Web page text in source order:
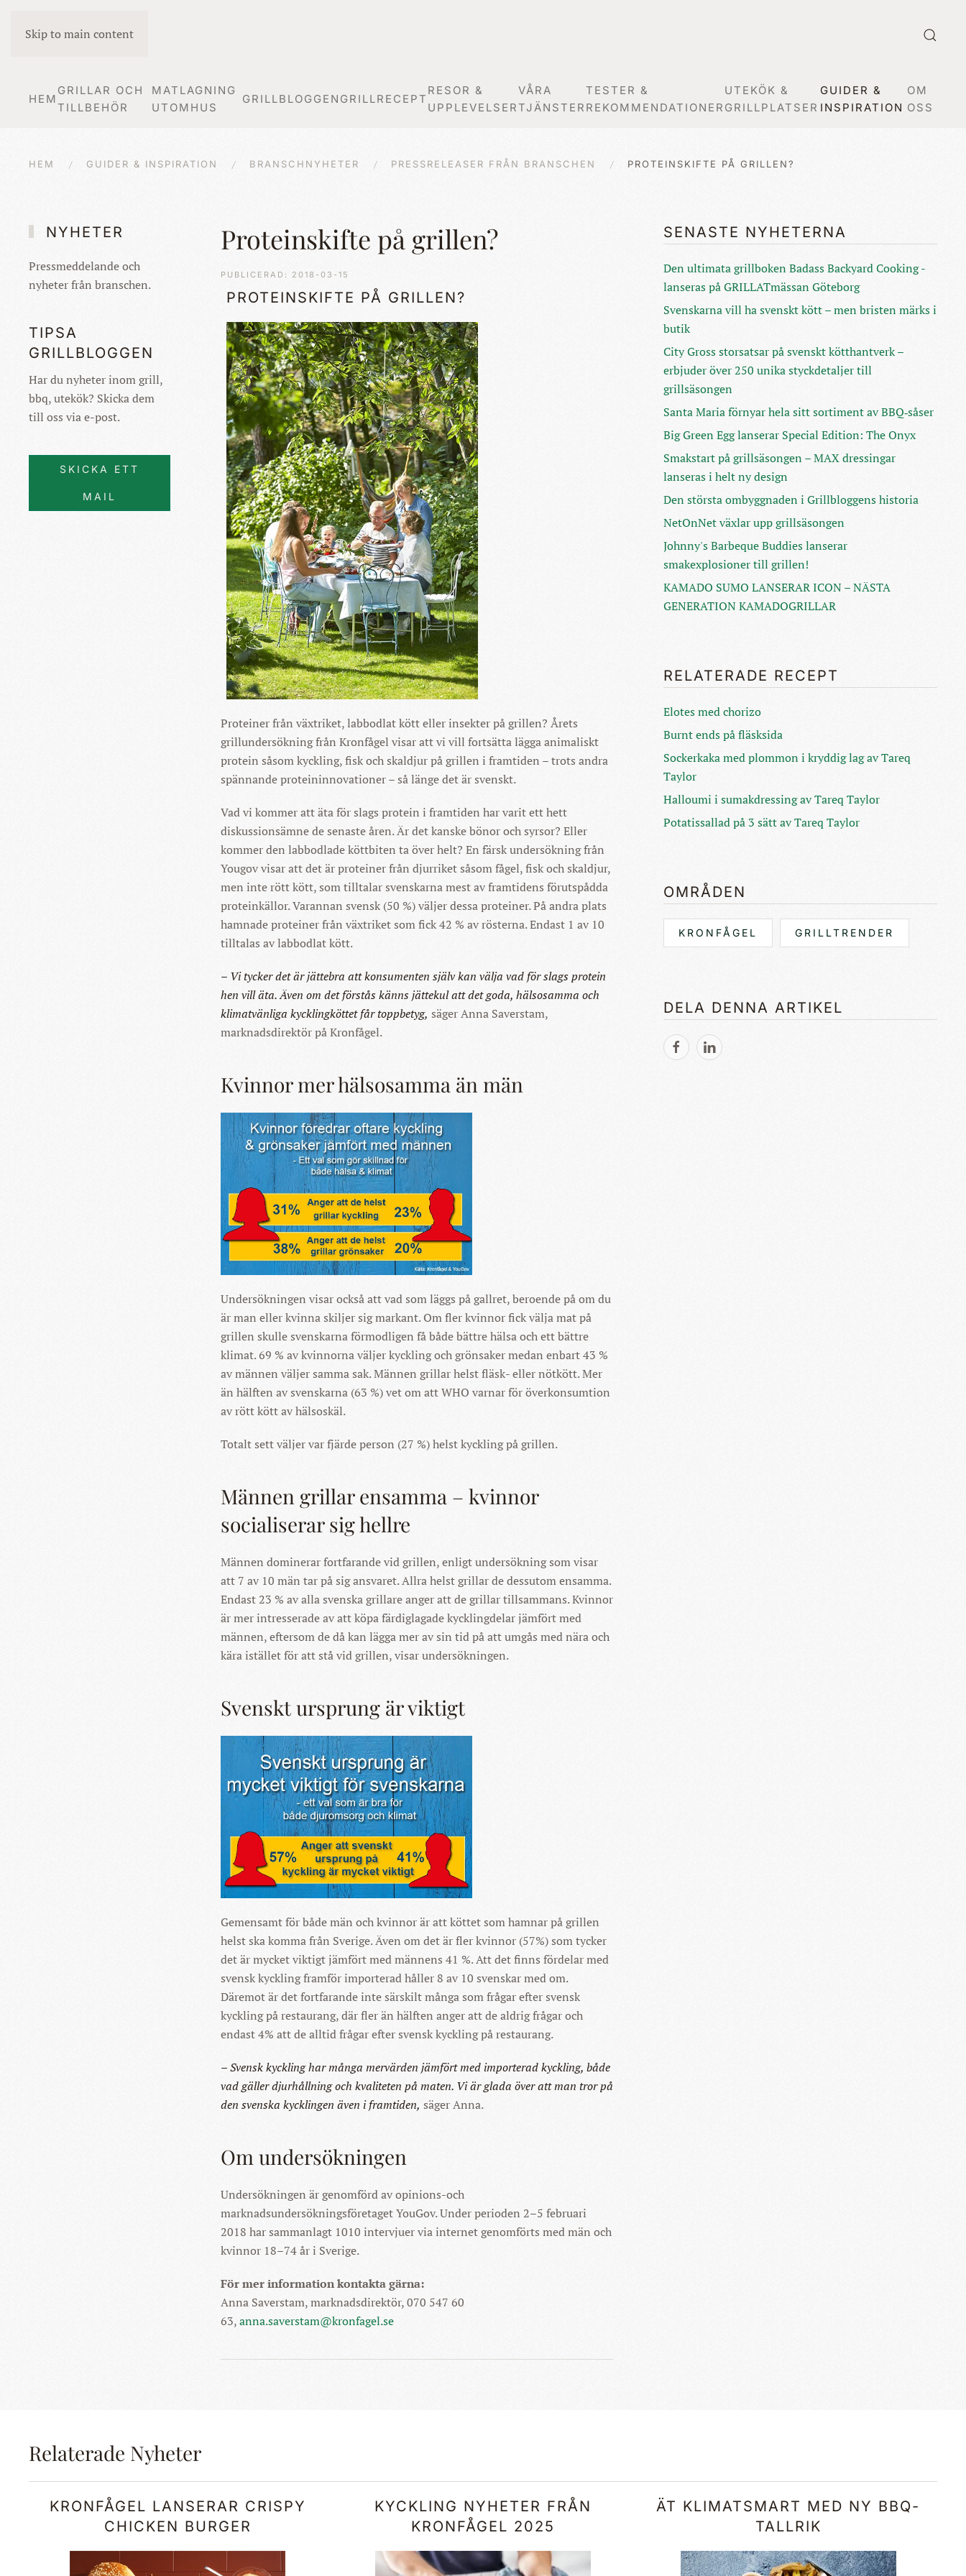
Skip to main content
HEM
GRILLAR OCH
TILLBEHÖR
MATLAGNING
UTOMHUS
GRILLBLOGGEN GRILLRECEPT
RESOR &
UPPLEVELSER
VÅRA
TJÄNSTER
TESTER &
REKOMMENDATIONER
UTEKÖK &
GRILLPLATSER
GUIDER &
INSPIRATION
OM
OSS
HEM GUIDER & INSPIRATION BRANSCHNYHETER PRESSRELEASER FRÅN BRANSCHEN PROTEINSKIFTE PÅ GRILLEN?
Proteinskifte på grillen?
PUBLICERAD: 2018-03-15
PROTEINSKIFTE PÅ GRILLEN?
Proteiner från växtriket, labbodlat kött eller insekter på grillen? Årets
grillundersökning från Kronfågel visar att vi vill fortsätta lägga animaliskt
protein såsom kyckling, fisk och skaldjur på grillen i framtiden – trots andra
spännande proteininnovationer – så länge det är svenskt.
Vad vi kommer att äta för slags protein i framtiden har varit ett hett
diskussionsämne de senaste åren. Är det kanske bönor och syrsor? Eller
kommer den labbodlade köttbiten ta över helt? En färsk undersökning från
Yougov visar att det är proteiner från djurriket såsom fågel, fisk och skaldjur,
men inte rött kött, som tilltalar svenskarna mest av framtidens förutspådda
proteinkällor. Varannan svensk (50 %) väljer dessa proteiner. På andra plats
hamnade proteiner från växtriket som fick 42 % av rösterna. Endast 1 av 10
tilltalas av labbodlat kött.
– Vi tycker det är jättebra att konsumenten själv kan välja vad för slags protein
hen vill äta. Även om det förstås känns jättekul att det goda, hälsosamma och
klimatvänliga kycklingköttet får toppbetyg, säger Anna Saverstam,
marknadsdirektör på Kronfågel.
Kvinnor mer hälsosamma än män
Undersökningen visar också att vad som läggs på gallret, beroende på om du
är man eller kvinna skiljer sig markant. Om fler kvinnor fick välja mat på
grillen skulle svenskarna förmodligen få både bättre hälsa och ett bättre
klimat. 69 % av kvinnorna väljer kyckling och grönsaker medan enbart 43 %
av männen väljer samma sak. Männen grillar helst fläsk- eller nötkött. Mer
än hälften av svenskarna (63 %) vet om att WHO varnar för överkonsumtion
av rött kött av hälsoskäl.
Totalt sett väljer var fjärde person (27 %) helst kyckling på grillen.
Männen grillar ensamma – kvinnor
socialiserar sig hellre
Männen dominerar fortfarande vid grillen, enligt undersökning som visar
att 7 av 10 män tar på sig ansvaret. Allra helst grillar de dessutom ensamma.
Endast 23 % av alla svenska grillare anger att de grillar tillsammans. Kvinnor
är mer intresserade av att köpa färdiglagade kycklingdelar jämfört med
männen, eftersom de då kan lägga mer av sin tid på att umgås med nära och
kära istället för att stå vid grillen, visar undersökningen.
Svenskt ursprung är viktigt
Gemensamt för både män och kvinnor är att köttet som hamnar på grillen
helst ska komma från Sverige. Även om det är fler kvinnor (57%) som tycker
det är mycket viktigt jämfört med männens 41 %. Att det finns fördelar med
svensk kyckling framför importerad håller 8 av 10 svenskar med om.
Däremot är det fortfarande inte särskilt många som frågar efter svensk
kyckling på restaurang, där fler än hälften anger att de aldrig frågar och
endast 4% att de alltid frågar efter svensk kyckling på restaurang.
– Svensk kyckling har många mervärden jämfört med importerad kyckling, både
vad gäller djurhållning och kvaliteten på maten. Vi är glada över att man tror på
den svenska kycklingen även i framtiden, säger Anna.
Om undersökningen
Undersökningen är genomförd av opinions-och
marknadsundersökningsföretaget YouGov. Under perioden 2–5 februari
2018 har sammanlagt 1010 intervjuer via internet genomförts med män och
kvinnor 18–74 år i Sverige.
För mer information kontakta gärna:
Anna Saverstam, marknadsdirektör, 070 547 60
63,anna.saverstam@kronfagel.se
SENASTE NYHETERNA
Den ultimata grillboken Badass Backyard Cooking -
lanseras på GRILLATmässan Göteborg
Svenskarna vill ha svenskt kött – men bristen märks i
butik
City Gross storsatsar på svenskt kötthantverk –
erbjuder över 250 unika styckdetaljer till
grillsäsongen
Santa Maria förnyar hela sitt sortiment av BBQ‑såser
Big Green Egg lanserar Special Edition: The Onyx
Smakstart på grillsäsongen – MAX dressingar
lanseras i helt ny design
Den största ombyggnaden i Grillbloggens historia
NetOnNet växlar upp grillsäsongen
Johnny's Barbeque Buddies lanserar
smakexplosioner till grillen!
KAMADO SUMO LANSERAR ICON – NÄSTA
GENERATION KAMADOGRILLAR
RELATERADE RECEPT
Elotes med chorizo
Burnt ends på fläsksida
Sockerkaka med plommon i kryddig lag av Tareq
Taylor
Halloumi i sumakdressing av Tareq Taylor
Potatissallad på 3 sätt av Tareq Taylor
OMRÅDEN
KRONFÅGEL GRILLTRENDER
DELA DENNA ARTIKEL
NYHETER
Pressmeddelande och
nyheter från branschen.
TIPSA
GRILLBLOGGEN
Har du nyheter inom grill,
bbq, utekök? Skicka dem
till oss via e-post.
SKICKA ETT
MAIL
Relaterade Nyheter
KRONFÅGEL LANSERAR CRISPY
CHICKEN BURGER
KYCKLING NYHETER FRÅN
KRONFÅGEL 2025
ÄT KLIMATSMART MED NY BBQ-
TALLRIK